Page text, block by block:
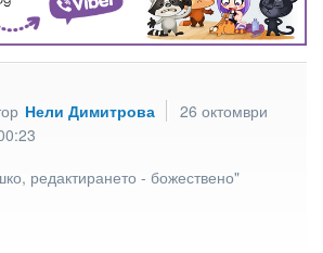
Нели Димитрова
26 октомври
редактирането - божествено"